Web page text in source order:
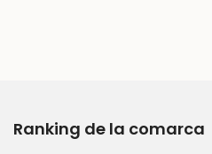
Ranking de la comarca